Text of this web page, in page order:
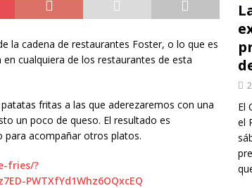
la cadena de restaurantes Foster, o lo que es
cualquiera de los restaurantes de esta
fritas a las que aderezaremos con una
un poco de queso. El resultado es
para acompañar otros platos.
fries/?
PWTXfYd1Whz6OQxcEQ
El
el